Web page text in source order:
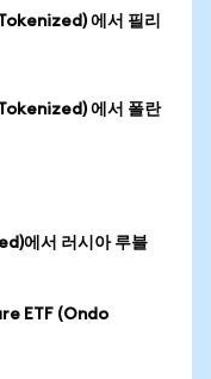
에서 필리
에서 폴란
에서 러시아 루블
ETF (Ondo